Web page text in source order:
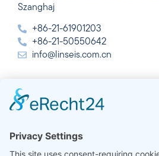
Szanghaj
+86-21-61901203
+86-21-50550642
info@linseis.com.cn
Indie
Plot 65, 2nd Floor, Sai Enclave,